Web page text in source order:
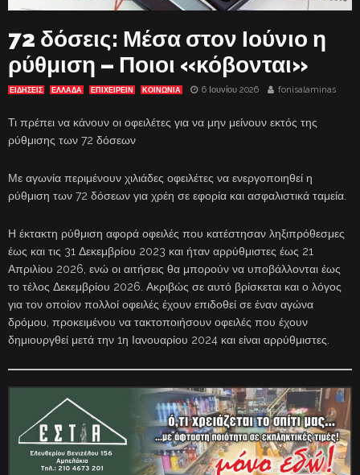
72 δόσεις: Μέσα στον Ιούνιο η
ρύθμιση – Ποιοι «κόβονται»
ΕΙΔΗΣΕΙΣ ΕΛΛΑΔΑ ΕΠΙΧΕΙΡΕΙΝ ΚΟΙΝΩΝΙΑ 6 Ιουνίου 2026 fonisalaminas
Τι πρέπει να κάνουν οι οφειλέτες για να μην μείνουν εκτός της
ρύθμισης των 72 δόσεων
Με αγωνία περιμένουν χιλιάδες οφειλέτες να ενεργοποιηθεί η
ρύθμιση των 72 δόσεων για χρέη σε εφορία και ασφαλιστικά ταμεία.
Η έκτακτη ρύθμιση αφορά οφειλές που κατέστησαν ληξιπρόθεσμες
έως και τις 31 Δεκεμβρίου 2023 και ήταν αρρύθμιστες έως 21
Απριλίου 2026, ενώ οι αιτήσεις θα μπορούν να υποβάλλονται έως
το τέλος Δεκεμβρίου 2026. Ακριβώς σε αυτό βρίσκεται και ο λόγος
για τον οποίον πολλοί οφειλές έχουν επιδοθεί σε έναν αγώνα
δρόμου, προκειμένου να τακτοποιήσουν οφειλές που έχουν
δημιουργθεί μετά την 1η Ιανουαρίου 2024 και είναι αρρύθμιστες.